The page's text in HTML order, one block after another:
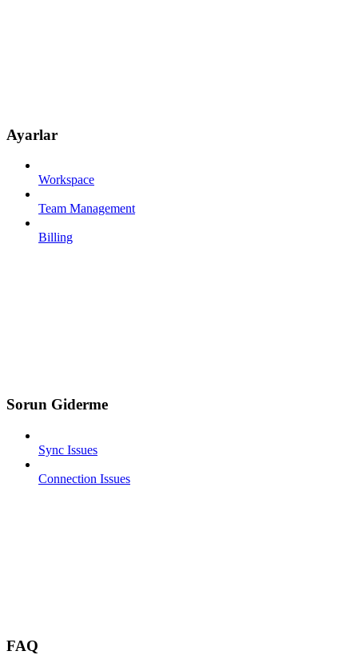
Ayarlar
Workspace
Team Management
Billing
Sorun Giderme
Sync Issues
Connection Issues
FAQ